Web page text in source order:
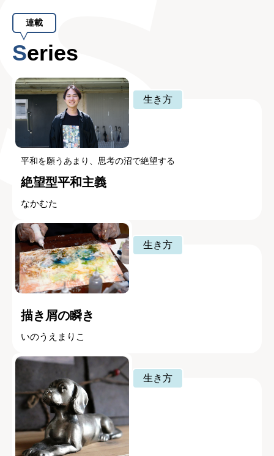
連載
Series
生き方
平和を願うあまり、思考の沼で絶望する
絶望型平和主義
なかむた
生き方
描き屑の瞬き
いのうえまりこ
生き方